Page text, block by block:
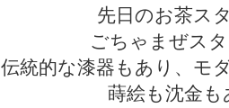
先日のお茶ス
ごちゃまぜス
伝統的な漆器もあり、モ
蒔絵も沈金